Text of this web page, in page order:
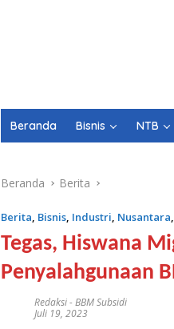
Beranda Bisnis NTB
Beranda Berita
Berita, Bisnis, Industri, Nusantara,
Tegas, Hiswana
Penyalahgunaan
Redaksi-BBM Subsidi
Juli 19, 2023